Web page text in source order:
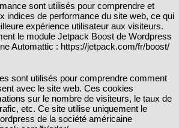
sont utilisés pour comprendre et
indices de performance du site web, ce qui
expérience utilisateur aux visiteurs.
le module Jetpack Boost de Wordpress
Automattic : https://jetpack.com/fr/boost/
sont utilisés pour comprendre comment
avec le site web. Ces cookies
sur le nombre de visiteurs, le taux de
etc. Ce site utilise uniquement le
de la société américaine